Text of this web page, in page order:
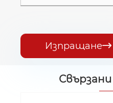
Изпращане